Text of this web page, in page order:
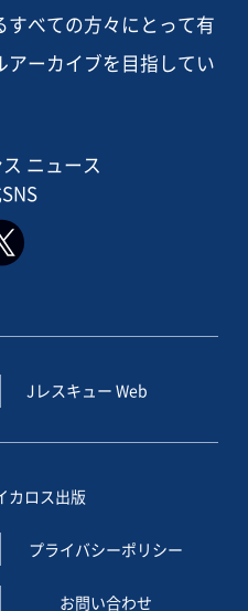
すべての方々にとって有
ーカイブを目指してい
ニュース
Jレスキュー Web
カロス出版
プライバシーポリシー
お問い合わせ